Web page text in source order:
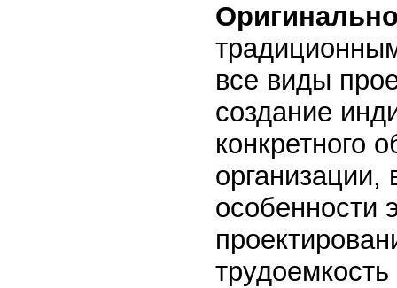
все виды
создание
конкретного
особенности